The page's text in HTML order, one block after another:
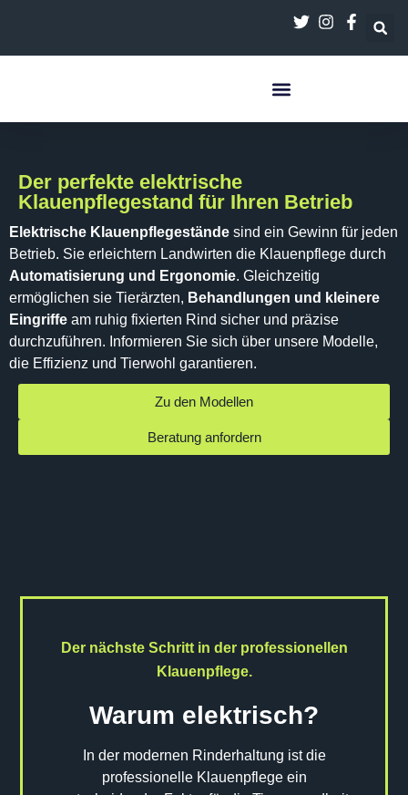
Der perfekte elektrische
Klauenpflegestand für Ihren Betrieb
Elektrische Klauenpflegestände sind ein Gewinn für jeden
Betrieb. Sie erleichtern Landwirten die Klauenpflege durch
Automatisierung und Ergonomie. Gleichzeitig
ermöglichen sie Tierärzten, Behandlungen und kleinere
Eingriffe am ruhig fixierten Rind sicher und präzise
durchzuführen. Informieren Sie sich über unsere Modelle,
die Effizienz und Tierwohl garantieren.
Zu den Modellen
Beratung anfordern
Der nächste Schritt in der professionellen
Klauenpflege.
Warum elektrisch?
In der modernen Rinderhaltung ist die
professionelle Klauenpflege ein